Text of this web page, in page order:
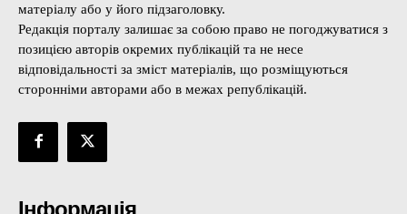
матеріалу або у його підзаголовку.
Редакція порталу залишає за собою право не погоджуватися з
позицією авторів окремих публікацій та не несе
відповідальності за зміст матеріалів, що розміщуються
сторонніми авторами або в межах републікацій.
Інформація